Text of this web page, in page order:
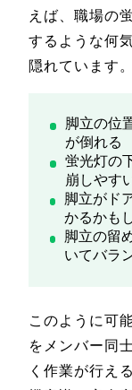
えば、職場の
するような何
隠れています。
脚立の位
が倒れる
蛍光灯の
崩しやす
脚立がド
かるかも
脚立の留
いてバラ
このように可
をメンバー同
く作業が行え